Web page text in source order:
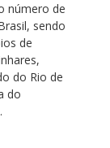
número de
sendo
de
do Rio de
do